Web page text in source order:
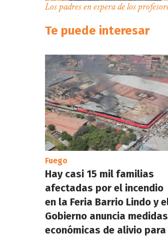
Los padres en espera de los
Te puede interesar
Fuego
Hay casi 15 mil familias
afectadas por el incendio
en la Feria Barrio Lindo y
Gobierno anuncia medidas
económicas de alivio para